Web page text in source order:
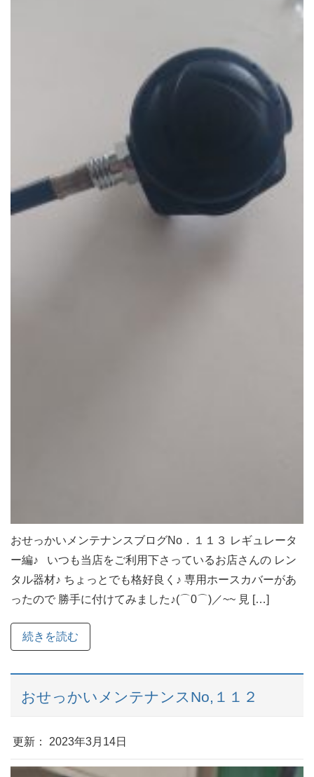
おせっかいメンテナンスブログNo．１１３ レギュレータ
ー編♪ いつも当店をご利用下さっているお店さんの レン
タル器材♪ ちょっとでも格好良く♪ 専用ホースカバーがあ
ったので 勝手に付けてみました♪(⌒0⌒)／~~ 見 […]
続きを読む
おせっかいメンテナンスNo,１１２
更新： 2023年3月14日